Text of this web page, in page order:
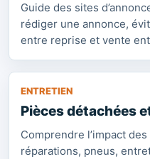
Guide des sites
rédiger une annonce,
entre reprise et vente
ENTRETIEN
Pièces détachées
Comprendre l’impact
réparations, pneus,